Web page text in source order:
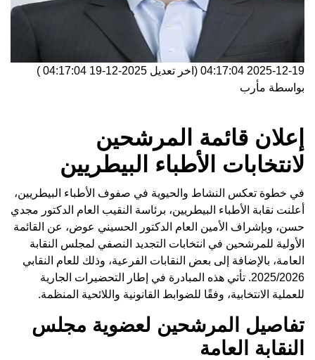
2025-12-19 04:17:04 (اخر تعديل 2025-12-19 04:17:04
)
بواسطة مأرب
إعلان قائمة المرشحين
لانتخابات الأطباء البيطريين
في خطوة تعكس النشاط والحيوية في صفوف الأطباء البيطريين،
أعلنت نقابة الأطباء البيطريين، برئاسة النقيب العام الدكتور مجدي
حسن، وبإشراف الأمين العام الدكتور الحسيني عوض، عن القائمة
الأولية للمرشحين في انتخابات التجديد النصفي لمجلس النقابة
العامة، بالإضافة إلى بعض النقابات الفرعية، وذلك للعام النقابي
2025/2026. تأتي هذه المبادرة في إطار التحضيرات الجارية
للعملية الانتخابية، وفقًا للضوابط القانونية واللائحية المنظمة.
تفاصيل المرشحين لعضوية مجلس
النقابة العامة